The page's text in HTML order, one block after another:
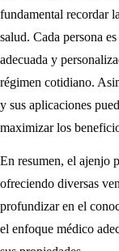
fundamental recordar
salud. Cada persona
adecuada y
régimen cotidiano.
y sus aplicaciones
maximizar los
En resumen, el ajenjo
ofreciendo diversas
profundizar en el
el enfoque médico